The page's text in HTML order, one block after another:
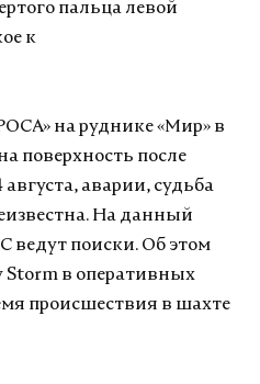
пальца левой
к
на руднике «Мир» в
поверхность после
аварии, судьба
На данный
ведут поиски. Об этом
Storm в оперативных
происшествия в шахте